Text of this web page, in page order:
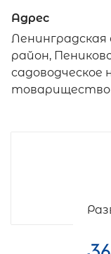
Адрес
Ленинградская
район,
садоводческое